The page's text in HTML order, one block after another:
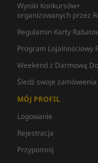
Wyniki Konkursów+
organizowanych przez
Regulamin Karty
Program Lojalnościowy
Weekend z Darmową
Śledź swoje zamówienia
MÓJ PROFIL
Logowanie
Rejestracja
Przypomnij